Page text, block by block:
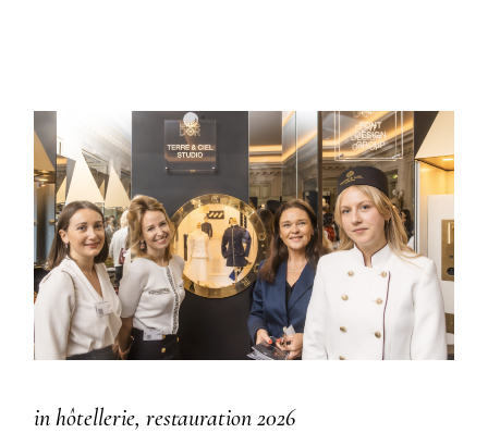
in hôtellerie restauration 2026